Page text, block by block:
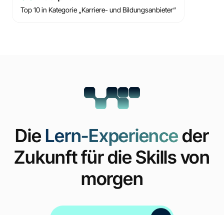
Top 10 in Kategorie „Karriere- und Bildungsanbieter“
DieLern-Experienceder
Zukunft für die Skills von
morgen